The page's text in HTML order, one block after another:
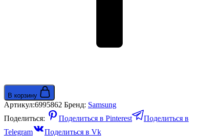
В корзину
Артикул:6995862 Бренд: Samsung
Поделиться:
Поделиться в Pinterest
Поделиться в
Telegram
Поделиться в Vk